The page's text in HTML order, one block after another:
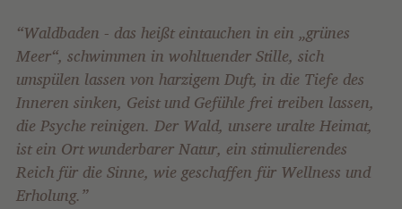
“Waldbaden - das heißt eintauchen in ein „grünes
Meer“, schwimmen in wohltuender Stille, sich
umspülen lassen von harzigem Duft, in die Tiefe des
Inneren sinken, Geist und Gefühle frei treiben lassen,
die Psyche reinigen. Der Wald, unsere uralte Heimat,
ist ein Ort wunderbarer Natur, ein stimulierendes
Reich für die Sinne, wie geschaffen für Wellness und
Erholung.”